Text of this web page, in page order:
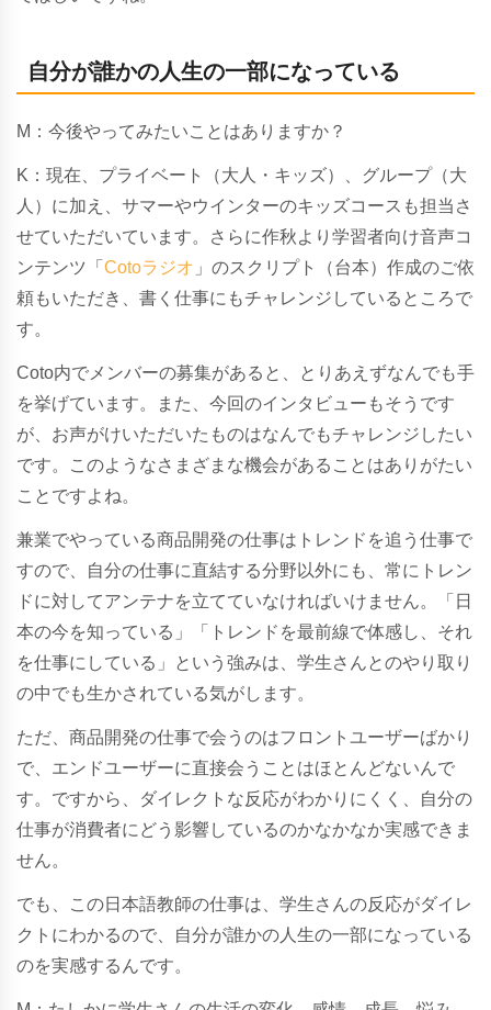
自分が誰かの人生の一部になっている
M：今後やってみたいことはありますか？
K：現在、プライベート（大人・キッズ）、グループ（大
人）に加え、サマーやウインターのキッズコースも担当さ
せていただいています。さらに作秋より学習者向け音声コ
ンテンツ「 Cotoラジオ 」のスクリプト（台本）作成のご依
頼もいただき、書く仕事にもチャレンジしているところで
す。
Coto内でメンバーの募集があると、とりあえずなんでも手
を挙げています。また、今回のインタビューもそうです
が、お声がけいただいたものはなんでもチャレンジしたい
です。このようなさまざまな機会があることはありがたい
ことですよね。
兼業でやっている商品開発の仕事はトレンドを追う仕事で
すので、自分の仕事に直結する分野以外にも、常にトレン
ドに対してアンテナを立てていなければいけません。「日
本の今を知っている」「トレンドを最前線で体感し、それ
を仕事にしている」という強みは、学生さんとのやり取り
の中でも生かされている気がします。
ただ、商品開発の仕事で会うのはフロントユーザーばかり
で、エンドユーザーに直接会うことはほとんどないんで
す。ですから、ダイレクトな反応がわかりにくく、自分の
仕事が消費者にどう影響しているのかなかなか実感できま
せん。
でも、この日本語教師の仕事は、学生さんの反応がダイレ
クトにわかるので、自分が誰かの人生の一部になっている
のを実感するんです。